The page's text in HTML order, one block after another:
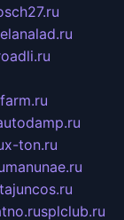
x-ton.ru
manunae.ru
tajuncos.ru
splclub.ru